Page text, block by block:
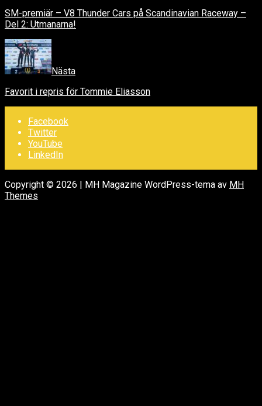
SM-premiär – V8 Thunder Cars på Scandinavian Raceway –
Del 2: Utmanarna!
Nästa
Favorit i repris för Tommie Eliasson
Facebook
Twitter
YouTube
LinkedIn
Copyright © 2026 | MH Magazine WordPress-tema av MH
Themes